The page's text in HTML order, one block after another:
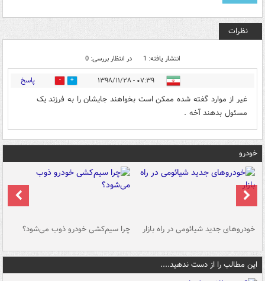
نظرات
انتشار یافته: 1 در انتظار بررسی: 0
۰۷:۳۹ - ۱۳۹۸/۱۱/۲۸ 0 پاسخ
غیر از موارد گفته شده ممکن است بخواهند جایشان را به فرزند یک
مسئول بدهند آخه .
خودرو
خودروهای جدید شیائومی در راه بازار چرا سیم‌کشی خودرو ذوب می‌شود؟
این مطالب را از دست ندهید....